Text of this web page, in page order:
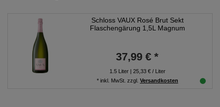
Schloss VAUX Rosé Brut Sekt
Flaschengärung 1,5L Magnum
37,99 € *
1.5Liter| 25,33 € / Liter
* inkl. MwSt. zzgl. Versandkosten